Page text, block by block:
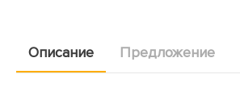
Описание Предложение